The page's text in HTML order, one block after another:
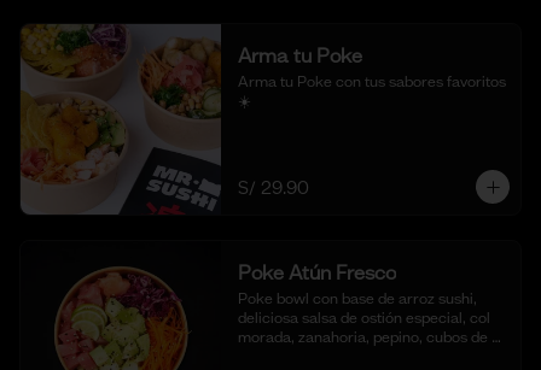
Arma tu Poke
Arma tu Poke con tus sabores favoritos
☀️
S/ 29.90
Poke Atún Fresco
Poke bowl con base de arroz sushi,
deliciosa salsa de ostión especial, col
morada, zanahoria, pepino, cubos de